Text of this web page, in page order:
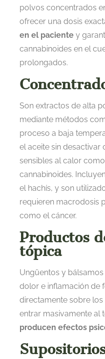
polvos concentrados
ofrecer una dosis
en el paciente y
cannabinoides en el
prolongados.
Son extractos de alta
mediante métodos
proceso a baja
el aceite sin
sensibles al calor
cannabinoides.
el hachís, y son
requieren macrodosis
como el cáncer.
Productos
tópica
Ungüentos y
dolor e inflamación de
directamente sobre
entrar masivamente al
producen efectos